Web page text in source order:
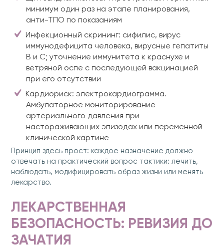
минимум один раз на этапе планирования,
анти-ТПО по показаниям
Инфекционный скрининг: сифилис, вирус
иммунодефицита человека, вирусные гепатиты
B и C; уточнение иммунитета к краснухе и
ветряной оспе с последующей вакцинацией
при его отсутствии
Кардиориск: электрокардиограмма.
Амбулаторное мониторирование
артериального давления при
настораживающих эпизодах или переменной
клинической картине
Принцип здесь прост: каждое назначение должно
отвечать на практический вопрос тактики: лечить,
наблюдать, модифицировать образ жизни или менять
лекарство.
ЛЕКАРСТВЕННАЯ
БЕЗОПАСНОСТЬ: РЕВИЗИЯ ДО
ЗАЧАТИЯ